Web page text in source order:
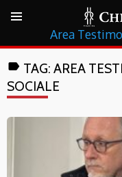
label TAG: AREA
SOCIALE